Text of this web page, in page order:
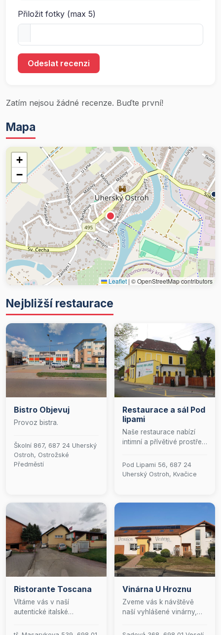
Přiložit fotky (max 5)
Odeslat recenzi
Zatím nejsou žádné recenze. Buďte první!
Mapa
+
−
Leaflet |© OpenStreetMap contributors
Nejbližší restaurace
Bistro Objevuj
Provoz bistra.
Školní 867, 687 24 Uherský
Ostroh, Ostrožské
Předměstí
Restaurace a sál Pod
lipami
Naše restaurace nabízí
intimní a přívětivé prostředí
ideální pro menší setkání a
večeře. K dispozici je také
poskytuje soukromí pro
V letních měsících zveme
hosty k relaxaci na naší
malebné zahrádce. Pro
větší události je součástí
našeho zařízení prostorný
sál, který pojme až 140
perfektní volbou pro
firemní prezentace,
večírky, rodinné oslavy či
Pod Lipami 56, 687 24
Uherský Ostroh, Kvačice
Ristorante Toscana
Vítáme vás v naší
autentické italské
přinášíme chuť Středomoří
Vinárna U Hroznu
Zveme vás k návštěvě
naší vyhlášené vinárny,
nabídka pečlivě